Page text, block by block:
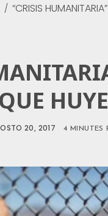
“CRISIS
20, 2017 4 MINUTES